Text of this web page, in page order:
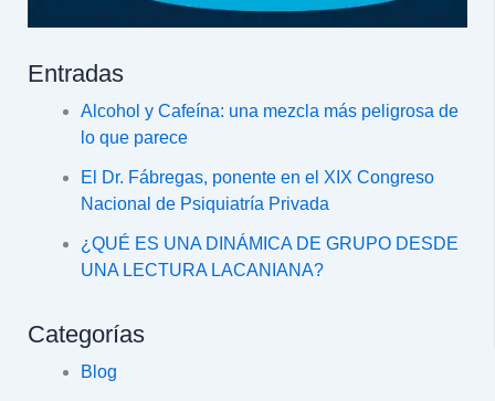
Entradas
Alcohol y Cafeína: una mezcla más peligrosa de
lo que parece
El Dr. Fábregas, ponente en el XIX Congreso
Nacional de Psiquiatría Privada
¿QUÉ ES UNA DINÁMICA DE GRUPO DESDE
UNA LECTURA LACANIANA?
Categorías
Blog